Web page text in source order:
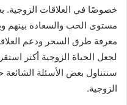
خصوصًا في العلاقات الزوجية.
مستوى الحب والسعادة بينهم
معرفة طرق السحر ودعم
لجعل الحياة الزوجية أكثر
سنتناول بعض الأسئلة الشائعة
الزوجية.